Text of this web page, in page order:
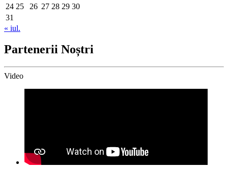
24 25 26 27 28 29 30
31
« iul.
Partenerii Noștri
Video